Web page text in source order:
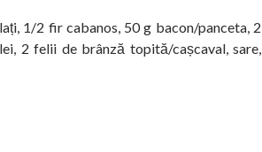
1/2 fir cabanos, 50 g bacon/panceta, 2
2 felii de brânză topită/cașcaval, sare,
lați cu afumătură